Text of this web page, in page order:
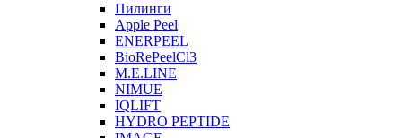
Пилинги
Apple Peel
ENERPEEL
BioRePeelCl3
M.E.LINE
NIMUE
IQLIFT
HYDRO PEPTIDE